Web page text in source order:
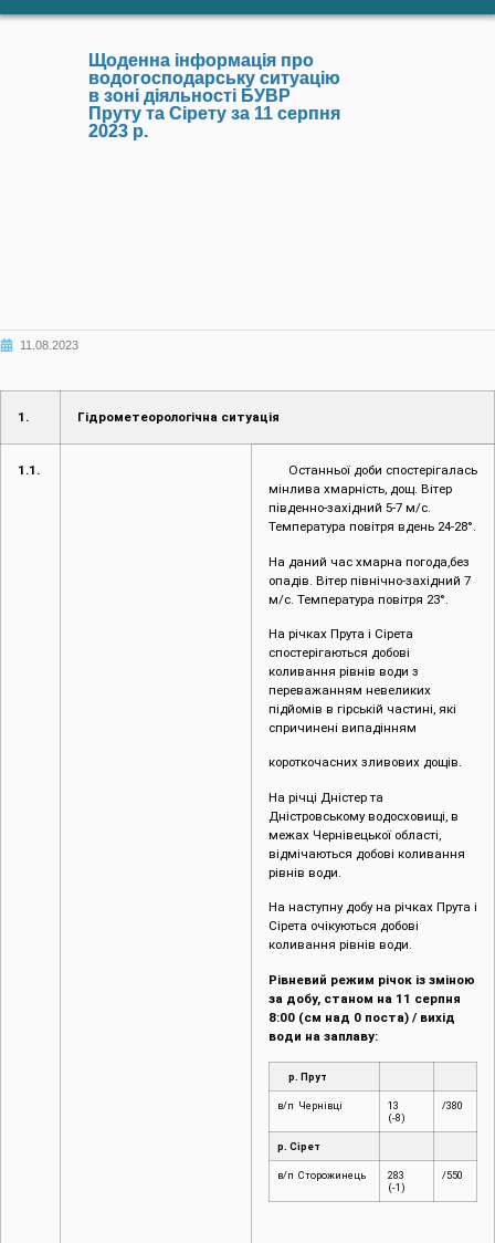
Щоденна інформація про
водогосподарську ситуацію
в зоні діяльності БУВР
Пруту та Сірету за 11 серпня
2023 р.
11.08.2023
1. Гідрометеорологічна ситуація
1.1.
Останньої доби спостерігалась
мінлива хмарність, дощ. Вітер
південно-західний 5-7 м/с.
Температура повітря вдень 24-28°.
На даний час хмарна погода,без
опадів. Вітер північно-західний 7
м/с. Температура повітря 23°.
На річках Прута і Сірета
спостерігаються добові
коливання рівнів води з
переважанням невеликих
підйомів в гірській частині, які
спричинені випадінням
короткочасних зливових дощів.
На річці Дністер та
Дністровському водосховищі, в
межах Чернівецької області,
відмічаються добові коливання
рівнів води.
На наступну добу на річках Прута і
Сірета очікуються добові
коливання рівнів води.
Рівневий режим річок із зміною
за добу, станом на 11 серпня
8:00 (см над 0 поста) / вихід
води на заплаву:
р. Прут
в/п Чернівці
13
(-8)
/380
р. Сірет
в/п Сторожинець
283
(-1)
/550